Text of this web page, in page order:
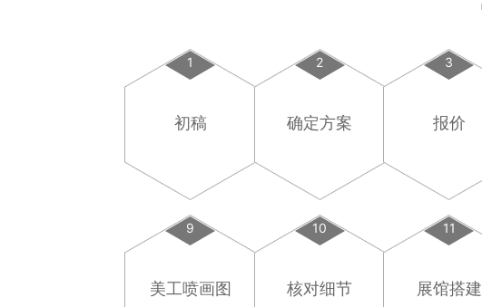
1
初稿
2
确定方案
3
报价
9
美工喷画图
10
核对细节
11
展馆搭建